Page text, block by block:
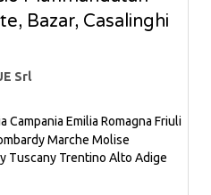
Bazar, Casalinghi
Srl
Campania Emilia Romagna Friuli
Marche Molise
Tuscany Trentino Alto Adige